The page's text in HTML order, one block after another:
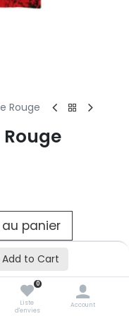
Add to Cart
0
Liste
d'envies
Account
Rouge
panier
dans votre panier
indisponible.